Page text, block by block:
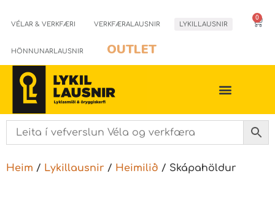
VÉLAR & VERKFÆRI VERKFÆRALAUSNIR LYKILLAUSNIR
HÖNNUNARLAUSNIR OUTLET
0
Heim / Lykillausnir / Heimilið / Skápahöldur